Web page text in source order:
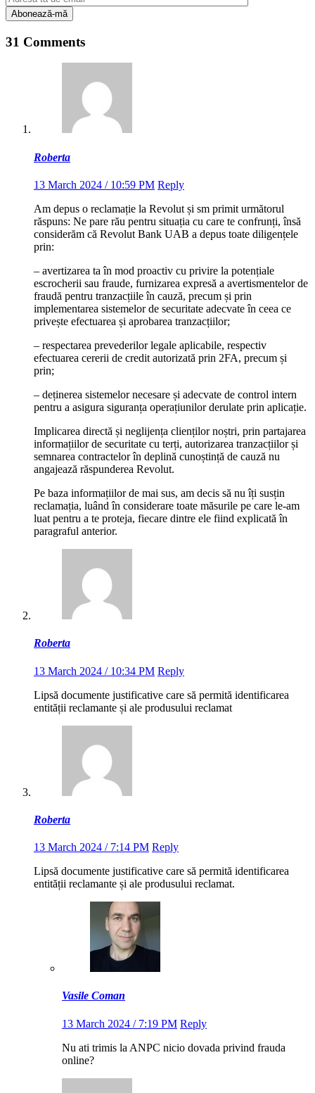
31 Comments
Roberta
13 March 2024 / 10:59 PM Reply
Am depus o reclamație la Revolut și sm primit următorul
răspuns: Ne pare rău pentru situația cu care te confrunți, însă
considerăm că Revolut Bank UAB a depus toate diligențele
prin:
– avertizarea ta în mod proactiv cu privire la potențiale
escrocherii sau fraude, furnizarea expresă a avertismentelor de
fraudă pentru tranzacțiile în cauză, precum și prin
implementarea sistemelor de securitate adecvate în ceea ce
privește efectuarea și aprobarea tranzacțiilor;
– respectarea prevederilor legale aplicabile, respectiv
efectuarea cererii de credit autorizată prin 2FA, precum și
prin;
– deținerea sistemelor necesare și adecvate de control intern
pentru a asigura siguranța operațiunilor derulate prin aplicație.
Implicarea directă și neglijența clienților noștri, prin partajarea
informațiilor de securitate cu terți, autorizarea tranzacțiilor și
semnarea contractelor în deplină cunoștință de cauză nu
angajează răspunderea Revolut.
Pe baza informațiilor de mai sus, am decis să nu îți susțin
reclamația, luând în considerare toate măsurile pe care le-am
luat pentru a te proteja, fiecare dintre ele fiind explicată în
paragraful anterior.
Roberta
13 March 2024 / 10:34 PM Reply
Lipsă documente justificative care să permită identificarea
entității reclamante și ale produsului reclamat
Roberta
13 March 2024 / 7:14 PM Reply
Lipsă documente justificative care să permită identificarea
entității reclamante și ale produsului reclamat.
Vasile Coman
13 March 2024 / 7:19 PM Reply
Nu ati trimis la ANPC nicio dovada privind frauda
online?